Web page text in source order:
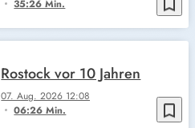
35:26 Min.
bookmark_border
07. Aug. 2026 12:08
06:26 Min.
Rostock vor 10 Jahren